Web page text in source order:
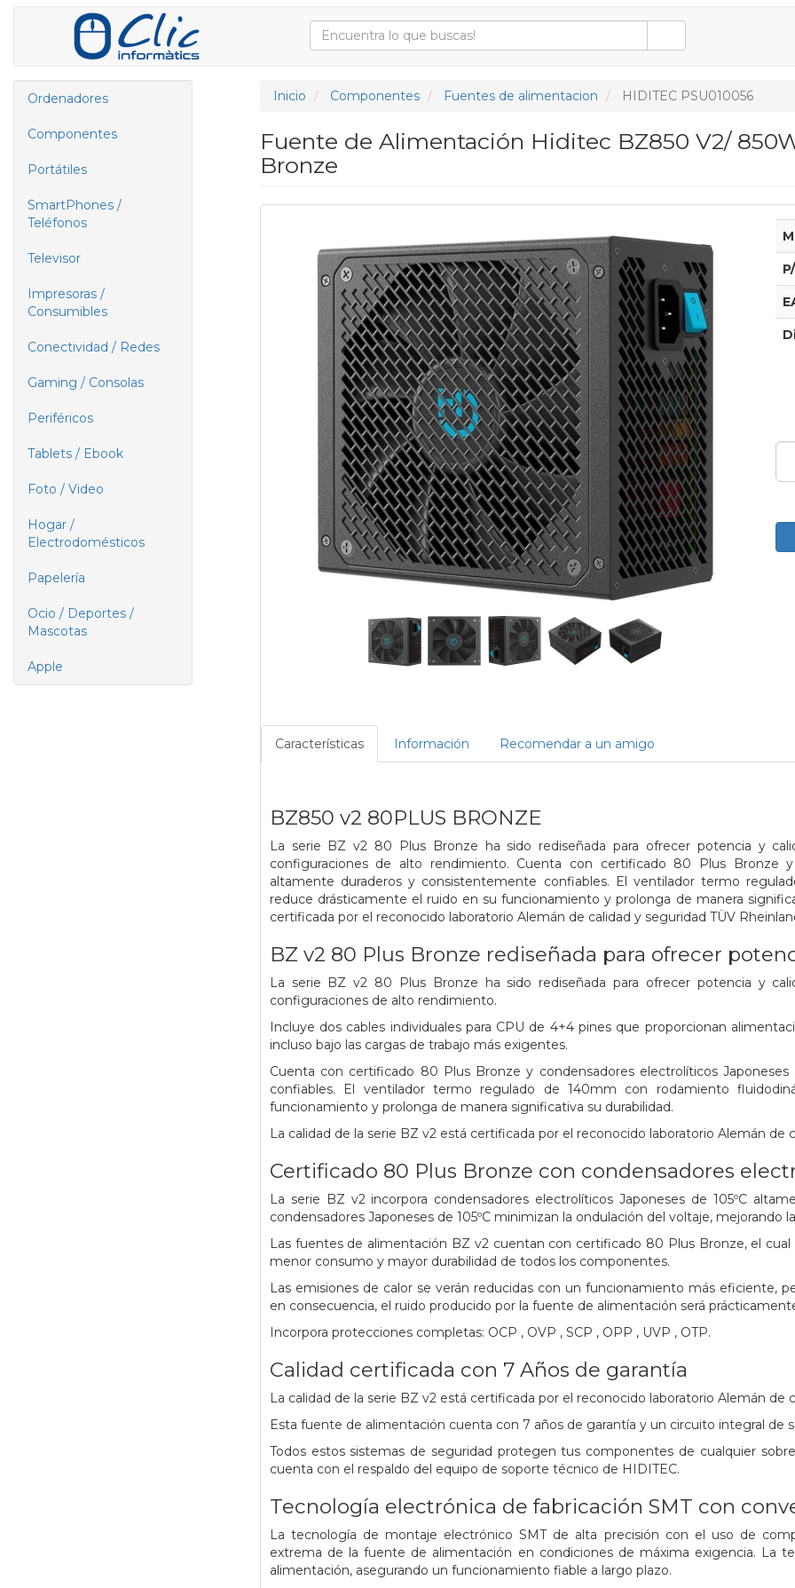
Ordenadores
Componentes
Portátiles
SmartPhones /
Teléfonos
Televisor
Impresoras /
Consumibles
Conectividad / Redes
Gaming / Consolas
Periféricos
Tablets / Ebook
Foto / Video
Hogar /
Electrodomésticos
Papelería
Ocio / Deportes /
Mascotas
Apple
Inicio Componentes Fuentes de alimentacion HIDITEC PSU010056
Fuente de Alimentación Hiditec BZ850 V2/
Bronze
Características Información Recomendar a un amigo
BZ850 v2 80PLUS BRONZE
La serie BZ v2 80 Plus Bronze ha sido rediseñada para ofrecer potencia y
configuraciones de alto rendimiento. Cuenta con certificado 80 Plus Bronze y
altamente duraderos y consistentemente confiables. El ventilador termo
reduce drásticamente el ruido en su funcionamiento y prolonga de manera
certificada por el reconocido laboratorio Alemán de calidad y seguridad TÜV
BZ v2 80 Plus Bronze rediseñada para ofrecer
La serie BZ v2 80 Plus Bronze ha sido rediseñada para ofrecer potencia y
configuraciones de alto rendimiento.
Incluye dos cables individuales para CPU de 4+4 pines que proporcionan
incluso bajo las cargas de trabajo más exigentes.
Cuenta con certificado 80 Plus Bronze y condensadores electrolíticos
confiables. El ventilador termo regulado de 140mm con rodamiento
funcionamiento y prolonga de manera significativa su durabilidad.
La calidad de la serie BZ v2 está certificada por el reconocido laboratorio Alemán de
Certificado 80 Plus Bronze con condensadores
La serie BZ v2 incorpora condensadores electrolíticos Japoneses de 105ºC
condensadores Japoneses de 105ºC minimizan la ondulación del voltaje, mejorando
Las fuentes de alimentación BZ v2 cuentan con certificado 80 Plus Bronze, el
menor consumo y mayor durabilidad de todos los componentes.
Las emisiones de calor se verán reducidas con un funcionamiento más eficiente,
en consecuencia, el ruido producido por la fuente de alimentación será
Incorpora protecciones completas: OCP , OVP , SCP , OPP , UVP , OTP.
Calidad certificada con 7 Años de garantía
La calidad de la serie BZ v2 está certificada por el reconocido laboratorio Alemán de
Esta fuente de alimentación cuenta con 7 años de garantía y un circuito integral de
Todos estos sistemas de seguridad protegen tus componentes de cualquier
cuenta con el respaldo del equipo de soporte técnico de HIDITEC.
Tecnología electrónica de fabricación SMT con
La tecnología de montaje electrónico SMT de alta precisión con el uso de
extrema de la fuente de alimentación en condiciones de máxima exigencia. La
alimentación, asegurando un funcionamiento fiable a largo plazo.